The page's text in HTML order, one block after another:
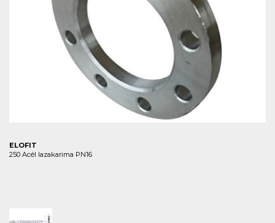
ELOFIT
250 Acél lazakarima PN16